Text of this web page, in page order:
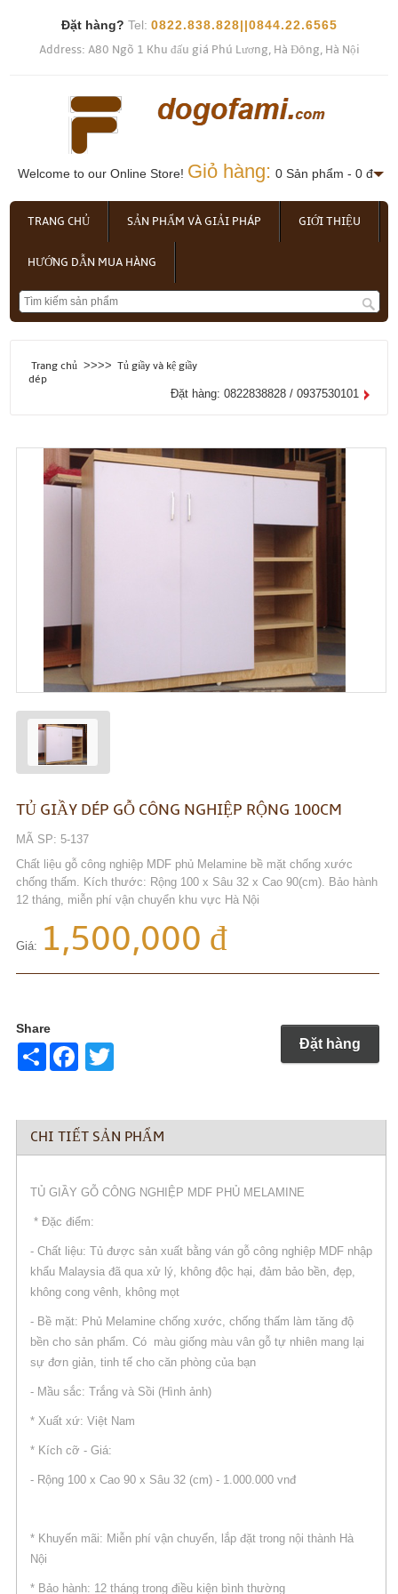
Đặt hàng? Tel: 0822.838.828||0844.22.6565
Address: A80 Ngõ 1 Khu đấu giá Phú Lương, Hà Đông, Hà Nội
Welcome to our Online Store! Giỏ hàng: 0 Sản phẩm - 0 đ
TRANG CHỦ SẢN PHẨM VÀ GIẢI PHÁP GIỚI THIỆU
HƯỚNG DẪN MUA HÀNG
Trang chủ >>>> Tủ giầy và kệ giầy
dép
Đặt hàng: 0822838828 / 0937530101
TỦ GIẦY DÉP GỖ CÔNG NGHIỆP RỘNG 100CM
MÃ SP: 5-137
Chất liệu gỗ công nghiệp MDF phủ Melamine bề mặt chống xước
chống thấm. Kích thước: Rộng 100 x Sâu 32 x Cao 90(cm). Bảo hành
12 tháng, miễn phí vận chuyển khu vực Hà Nội
Giá: 1,500,000 đ
Share
Share Twitter Đặt hàng
CHI TIẾT SẢN PHẨM
TỦ GIẦY GỖ CÔNG NGHIỆP MDF PHỦ MELAMINE
* Đặc điểm:
- Chất liệu: Tủ được sản xuất bằng ván gỗ công nghiệp MDF nhập
khẩu Malaysia đã qua xử lý, không độc hại, đảm bảo bền, đẹp,
không cong vênh, không mọt
- Bề mặt: Phủ Melamine chống xước, chống thấm làm tăng độ
bền cho sản phẩm. Có màu giống màu vân gỗ tự nhiên mang lại
sự đơn giản, tinh tế cho căn phòng của bạn
- Mầu sắc: Trắng và Sồi (Hình ảnh)
* Xuất xứ: Việt Nam
* Kích cỡ - Giá:
- Rộng 100 x Cao 90 x Sâu 32 (cm) - 1.000.000 vnđ
* Khuyến mãi: Miễn phí vận chuyển, lắp đặt trong nội thành Hà
Nội
* Bảo hành: 12 tháng trong điều kiện bình thường